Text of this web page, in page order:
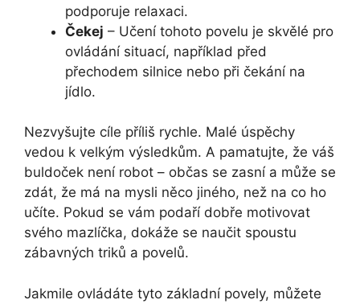
podporuje relaxaci.
Čekej – Učení tohoto povelu je skvělé pro
ovládání situací, například před
přechodem silnice nebo při čekání na
jídlo.
Nezvyšujte cíle příliš rychle. Malé úspěchy
vedou k velkým výsledkům. A pamatujte, že váš
buldoček není robot – občas se zasní a může se
zdát, že má na mysli něco jiného, než na co ho
učíte. Pokud se vám podaří dobře motivovat
svého mazlíčka, dokáže se naučit spoustu
zábavných triků a povelů.
Jakmile ovládáte tyto základní povely, můžete